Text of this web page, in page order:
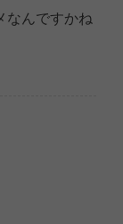
なんですかね